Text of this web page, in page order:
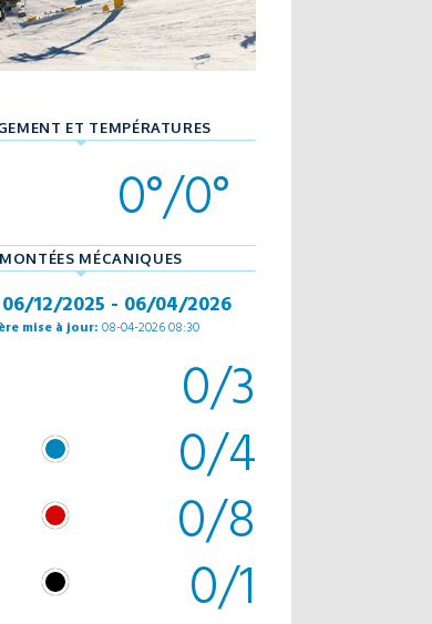
ET TEMPÉRATURES
0°/0°
MÉCANIQUES
06/12/2025 - 06/04/2026
mise à jour: 08-04-2026 08:30
0/3
0/4
0/8
0/1